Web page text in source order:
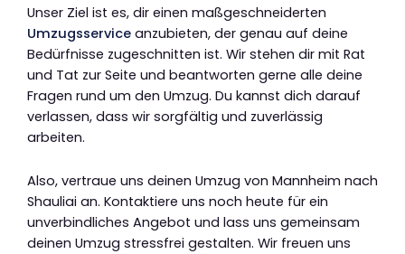
Unser Ziel ist es, dir einen maßgeschneiderten
Umzugsservice anzubieten, der genau auf deine
Bedürfnisse zugeschnitten ist. Wir stehen dir mit Rat
und Tat zur Seite und beantworten gerne alle deine
Fragen rund um den Umzug. Du kannst dich darauf
verlassen, dass wir sorgfältig und zuverlässig
arbeiten.
Also, vertraue uns deinen Umzug von Mannheim nach
Shauliai an. Kontaktiere uns noch heute für ein
unverbindliches Angebot und lass uns gemeinsam
deinen Umzug stressfrei gestalten. Wir freuen uns